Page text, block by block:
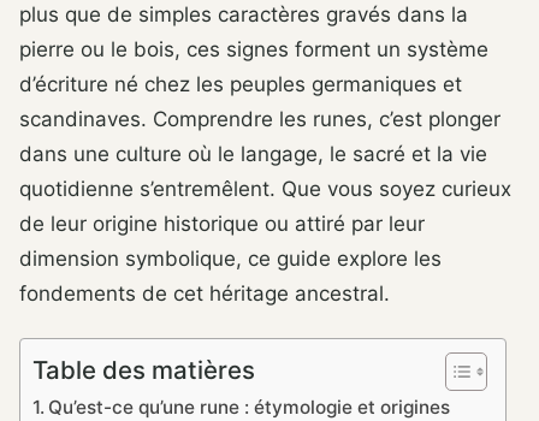
plus que de simples caractères gravés dans la
pierre ou le bois, ces signes forment un système
d’écriture né chez les peuples germaniques et
scandinaves. Comprendre les runes, c’est plonger
dans une culture où le langage, le sacré et la vie
quotidienne s’entremêlent. Que vous soyez curieux
de leur origine historique ou attiré par leur
dimension symbolique, ce guide explore les
fondements de cet héritage ancestral.
Table des matières
Qu’est-ce qu’une rune : étymologie et origines